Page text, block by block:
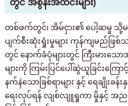
တွင် အစွန်းအထင်းများ)
တစ်ဖက်တွင်၊ အိမ်ငှား၏ ပေါ့ဆမှု သို့
ပျက်စီးဆုံးရှုံးမှုများ ကုန်ကျမည်ဖြစ်
တွင် နောက်ခံပုံများတွင် ကြီးမားသော
များကို ကြမ်းပြင်ပေါ်ဆွဲယူခြင်းကြေ
နက်နဲသောခြစ်ရာများ နှင့် ရေချိုးခန်
ရေးလုပ်ရန် လျစ်လျူရှုကာ မှိုနှင့် အညစ်